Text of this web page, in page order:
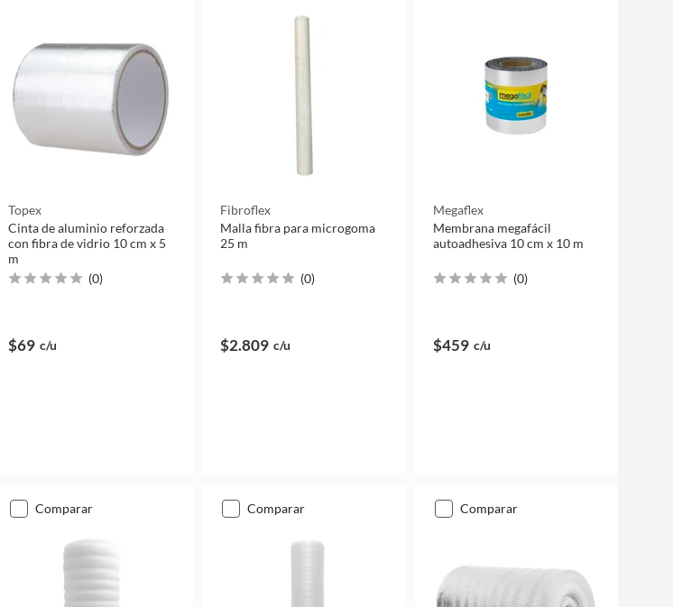
Topex
Cinta de aluminio reforzada
con fibra de vidrio 10 cm x 5
m
(0)
$69 c/u
Fibroflex
Malla fibra para microgoma
25 m
(0)
$2.809 c/u
Megaflex
Membrana megafácil
autoadhesiva 10 cm x 10 m
(0)
$459 c/u
comparar comparar comparar